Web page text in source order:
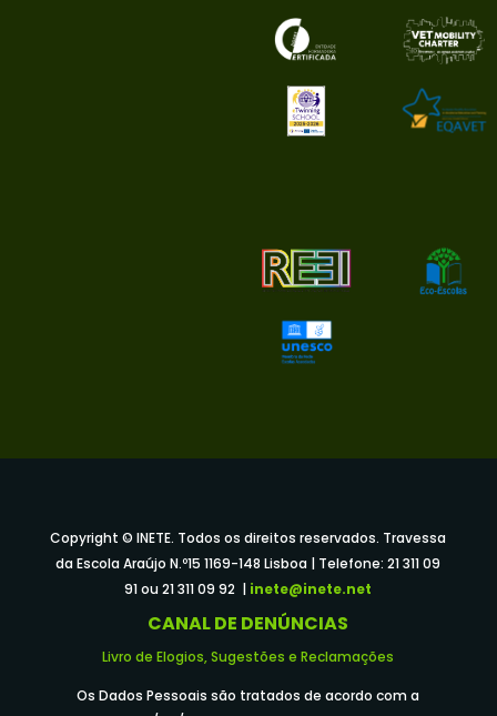
Copyright © INETE. Todos os direitos reservados. Travessa
da Escola Araújo N.º15 1169-148 Lisboa | Telefone: 21 311 09
91 ou 21 311 09 92 | inete@inete.net
CANAL DE DENÚNCIAS
Livro de Elogios, Sugestões e Reclamações
Os Dados Pessoais são tratados de acordo com a